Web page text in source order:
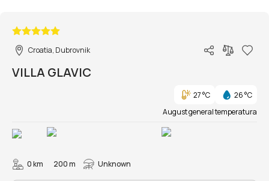
Croatia, Dubrovnik
VILLA GLAVIC
27 °C
26 °C
August general temperatura
0 km 200 m Unknown